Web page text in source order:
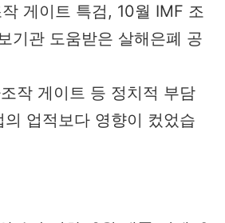
게이트 특검, 10월 IMF 조
기관 도움받은 살해은폐 공
작 게이트 등 정치적 부담
업적보다 영향이 컸었습